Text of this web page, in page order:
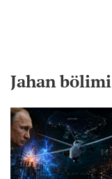
Jahan bölimi